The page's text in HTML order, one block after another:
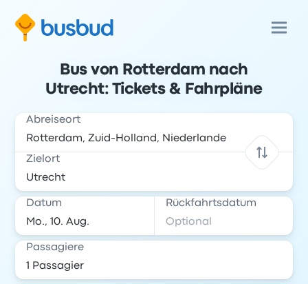
Bus von Rotterdam nach
Utrecht: Tickets & Fahrpläne
Abreiseort
Zielort
Datum Rückfahrtsdatum
Passagiere